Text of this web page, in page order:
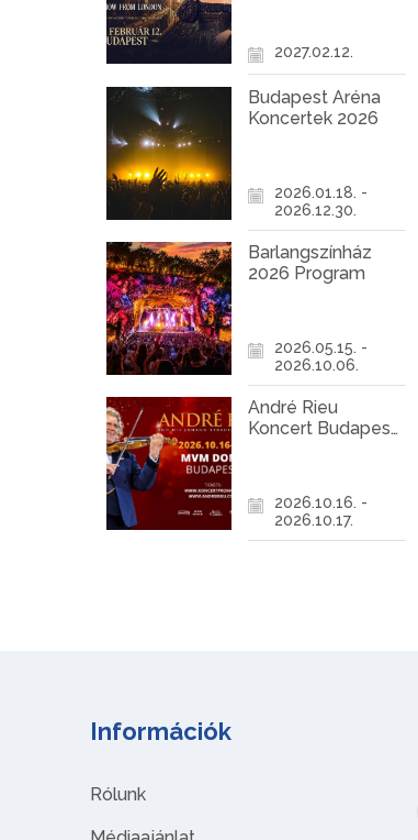
2027.02.12.
Budapest Aréna
Koncertek 2026
2026.01.18. -
2026.12.30.
Barlangszínház
2026 Program
2026.05.15. -
2026.10.06.
André Rieu
Koncert Budapest
2026.10.16. -
2026.10.17.
Információk
Rólunk